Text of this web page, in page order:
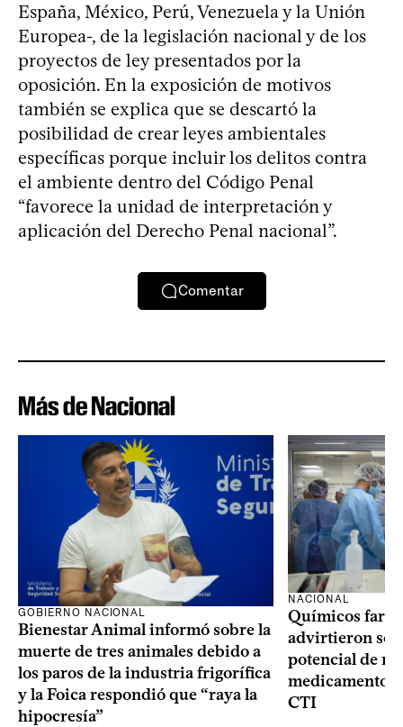
España, México, Perú, Venezuela y la Unión
Europea-, de la legislación nacional y de los
proyectos de ley presentados por la
oposición. En la exposición de motivos
también se explica que se descartó la
posibilidad de crear leyes ambientales
específicas porque incluir los delitos contra
el ambiente dentro del Código Penal
“favorece la unidad de interpretación y
aplicación del Derecho Penal nacional”.
Comentar
Más de Nacional
GOBIERNO NACIONAL
Bienestar Animal informó sobre la
muerte de tres animales debido a
los paros de la industria frigorífica
y la Foica respondió que “raya la
hipocresía”
NACIONAL
Químicos
advirtieron
potencial de
medicamentos
CTI